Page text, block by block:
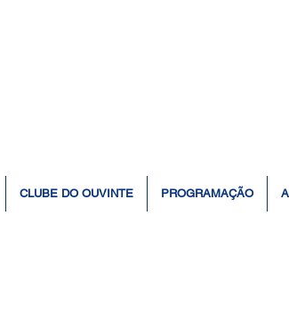
CLUBE DO OUVINTE PROGRAMAÇÃO